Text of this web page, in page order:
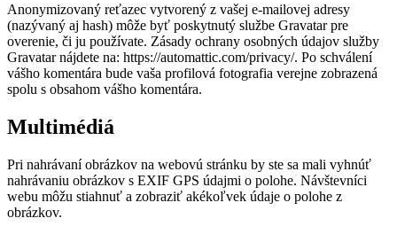
Anonymizovaný reťazec vytvorený z vašej e-mailovej adresy
(nazývaný aj hash) môže byť poskytnutý službe Gravatar pre
overenie, či ju používate. Zásady ochrany osobných údajov služby
Gravatar nájdete na: https://automattic.com/privacy/. Po schválení
vášho komentára bude vaša profilová fotografia verejne zobrazená
spolu s obsahom vášho komentára.
Multimédiá
Pri nahrávaní obrázkov na webovú stránku by ste sa mali vyhnúť
nahrávaniu obrázkov s EXIF GPS údajmi o polohe. Návštevníci
webu môžu stiahnuť a zobraziť akékoľvek údaje o polohe z
obrázkov.